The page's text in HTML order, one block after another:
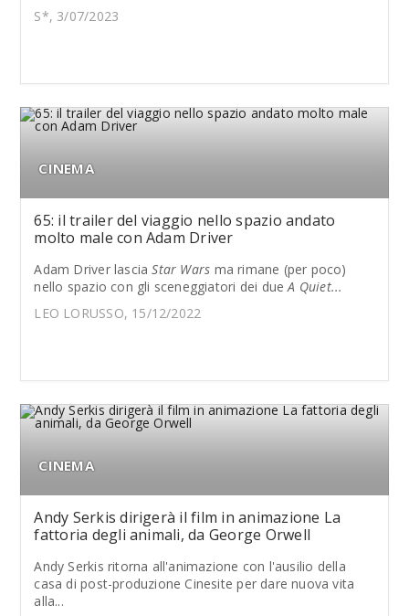
S*, 3/07/2023
CINEMA
65: il trailer del viaggio nello spazio andato
molto male con Adam Driver
Adam Driver lasciaStar Wars ma rimane (per poco)
nello spazio con gli sceneggiatori dei dueA Quiet...
LEO LORUSSO, 15/12/2022
CINEMA
Andy Serkis dirigerà il film in animazione La
fattoria degli animali, da George Orwell
Andy Serkis ritorna all'animazione con l'ausilio della
casa di post-produzione Cinesite per dare nuova vita
alla...